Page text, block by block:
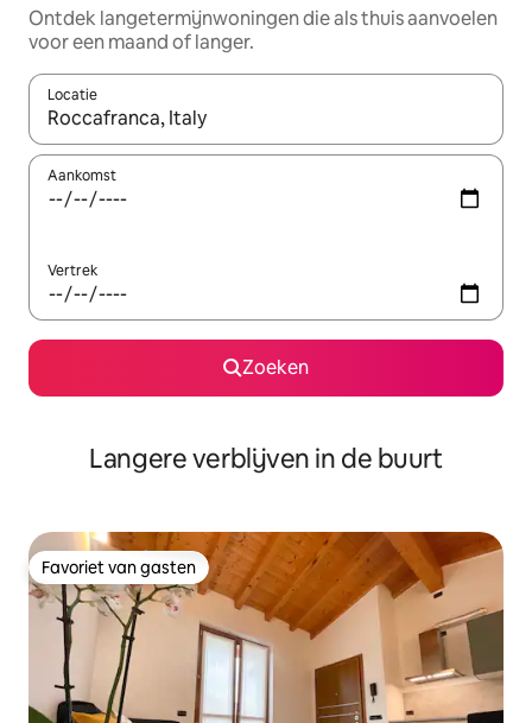
Ontdek langetermijnwoningen die als thuis aanvoelen
voor een maand of langer.
Locatie
Wanneer er resultaten beschikbaar zijn, maak je een keuze
Aankomst
Vertrek
Zoeken
Langere verblijven in de buurt
Favoriet van gasten
Favoriet van gasten